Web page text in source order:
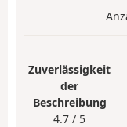
Zuverlässigkeit
der
Beschreibung
4.7 / 5